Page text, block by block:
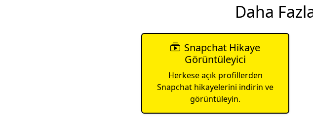
Daha
Snapchat Hikaye
Görüntüleyici
Herkese açık profillerden
Snapchat hikayelerini indirin ve
görüntüleyin.